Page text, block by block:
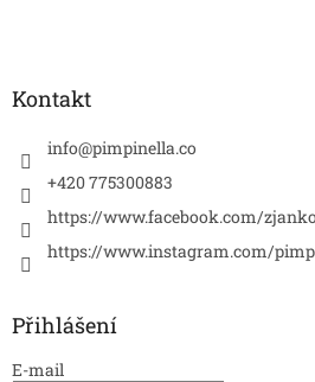
Kontakt
info@pimpinella.co
+420 775300883
https://www.facebook.com/
https://www.instagram.com/
Přihlášení
E-mail